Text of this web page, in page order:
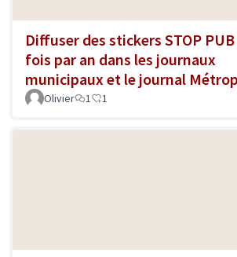
Diffuser des stickers STOP
fois par an dans les journaux
municipaux et le journal
Olivier 1 1